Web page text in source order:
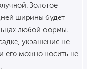
Золотое
ширины будет
любой формы.
украшение не
его можно носить не